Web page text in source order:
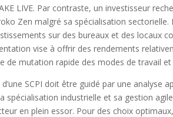
LIVE. Par contraste, un investisseur
Zen malgré sa spécialisation
sur des bureaux et des locaux
vise à offrir des rendements
de mutation rapide des modes de travail
SCPI doit être guidé par une analyse
spécialisation industrielle et sa gestion
en plein essor. Pour des choix